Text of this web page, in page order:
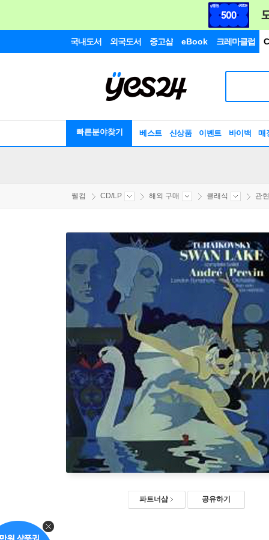
국내도서 외국도서 중고샵 eBook 크레마클럽
빠른분야찾기 베스트 신상품 이벤트 바이백 매
웰컴 CD/LP 해외 구매 클래식 관
파트너샵 공유하기